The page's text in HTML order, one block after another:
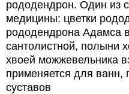
рододендрон. Один из
медицины: цветки
рододендрона Адамса
сантолистной, полыни
хвоей можжевельника
применяется для ванн,
суставов